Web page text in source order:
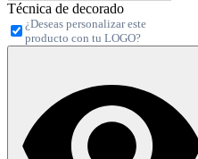
Técnica de decorado
¿Deseas personalizar este
producto con tu LOGO?